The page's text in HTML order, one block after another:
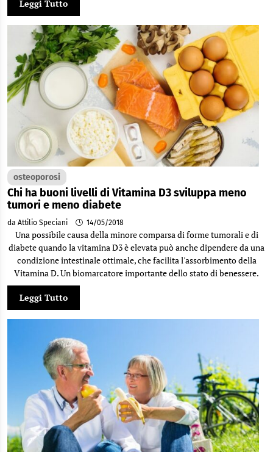
Leggi Tutto
osteoporosi
Chi ha buoni livelli di Vitamina D3 sviluppa meno
tumori e meno diabete
da Attilio Speciani 14/05/2018
Una possibile causa della minore comparsa di forme tumorali e di
diabete quando la vitamina D3 è elevata può anche dipendere da una
condizione intestinale ottimale, che facilita l'assorbimento della
Vitamina D. Un biomarcatore importante dello stato di benessere.
Leggi Tutto